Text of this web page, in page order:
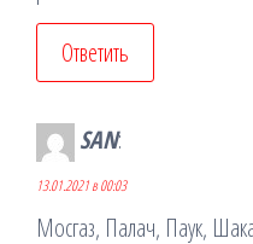
Ответить
SAN:
13.01.2021 в 00:03
Мосгаз, Палач, Паук,